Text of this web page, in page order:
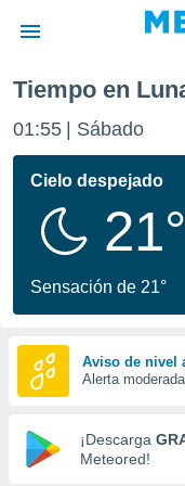
de
ha
calidad.
a este
las
y
forma
digital
basada
Tiempo en
01:55 Sábado
Cielo despejado
21°
Sensación de 21°
Aviso de nivel
Alerta
¡Descarga
Meteored!